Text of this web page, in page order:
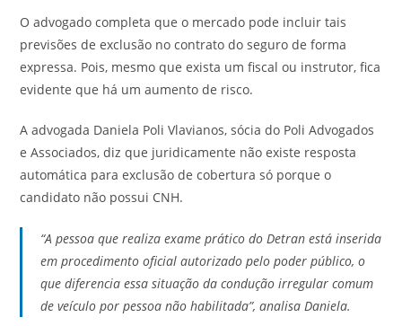
O advogado completa que o mercado pode incluir tais
previsões de exclusão no contrato do seguro de forma
expressa. Pois, mesmo que exista um fiscal ou instrutor, fica
evidente que há um aumento de risco.
A advogada Daniela Poli Vlavianos, sócia do Poli Advogados
e Associados, diz que juridicamente não existe resposta
automática para exclusão de cobertura só porque o
candidato não possui CNH.
“A pessoa que realiza exame prático do Detran está inserida
em procedimento oficial autorizado pelo poder público, o
que diferencia essa situação da condução irregular comum
de veículo por pessoa não habilitada”, analisa Daniela.